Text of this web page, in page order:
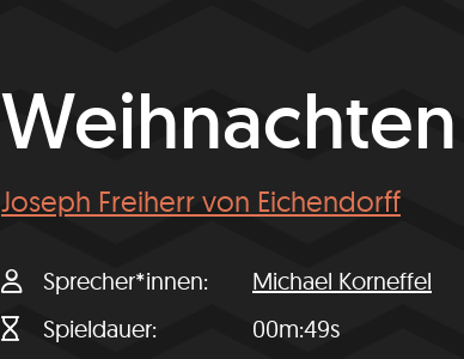
Weihnachten
Joseph Freiherr von Eichendorff
Sprecher*innen
Michael Korneffel
Spieldauer
00m:49s